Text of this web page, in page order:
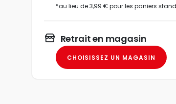
*au lieu de 3,99 € pour les paniers
Retrait en magasin
CHOISISSEZ UN MAGASIN